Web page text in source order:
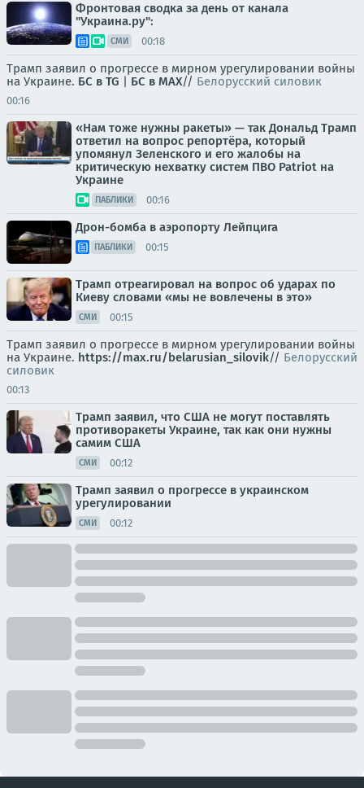
Фронтовая сводка за день от канала
"Украина.ру":
СМИ 00:18
Трамп заявил о прогрессе в мирном урегулировании войны
на Украине. БС в TG | БС в МАХ// Белорусский силовик
00:16
«Нам тоже нужны ракеты» — так Дональд Трамп
ответил на вопрос репортёра, который
упомянул Зеленского и его жалобы на
критическую нехватку систем ПВО Patriot на
Украине
ПАБЛИКИ 00:16
Дрон-бомба в аэропорту Лейпцига
ПАБЛИКИ 00:15
Трамп отреагировал на вопрос об ударах по
Киеву словами «мы не вовлечены в это»
СМИ 00:15
Трамп заявил о прогрессе в мирном урегулировании войны
на Украине. https://max.ru/belarusian_silovik// Белорусский
силовик
00:13
Трамп заявил, что США не могут поставлять
противоракеты Украине, так как они нужны
самим США
СМИ 00:12
Трамп заявил о прогрессе в украинском
урегулировании
СМИ 00:12